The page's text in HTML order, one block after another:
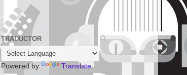
TRADUCTOR
Powered by Translate